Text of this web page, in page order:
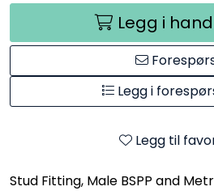
Legg i
Legg i
Legg til
Stud Fitting, Male BSPP and